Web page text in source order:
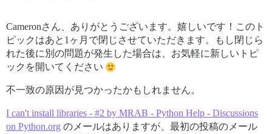
Cameronさん、ありがとうございます。嬉しいです！このト
ピックはあと1ヶ月で閉じさせていただきます。もし閉じら
れた後に別の問題が発生した場合は、お気軽に新しいトピ
ックを開いてください
不一致の原因が見つかったかもしれません。
I can't install libraries - #2 by MRAB - Python Help - Discussions
on Python.org のメールはありますが、最初の投稿のメール